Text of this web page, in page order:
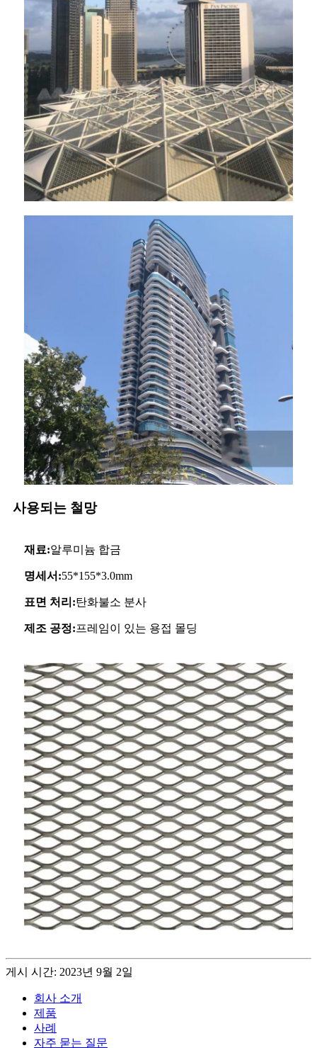
사용되는 철망
재료:알루미늄 합금
명세서:55*155*3.0mm
표면 처리:탄화불소 분사
제조 공정:프레임이 있는 용접 몰딩
게시 시간: 2023년 9월 2일
회사 소개
제품
사례
자주 묻는 질문